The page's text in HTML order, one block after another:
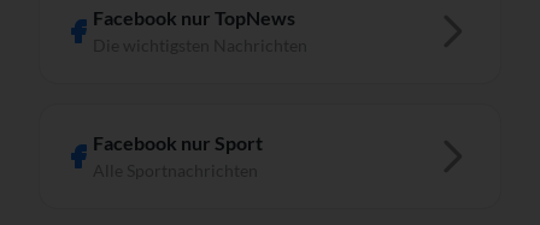
Facebook nur TopNews
Facebook nur Sport